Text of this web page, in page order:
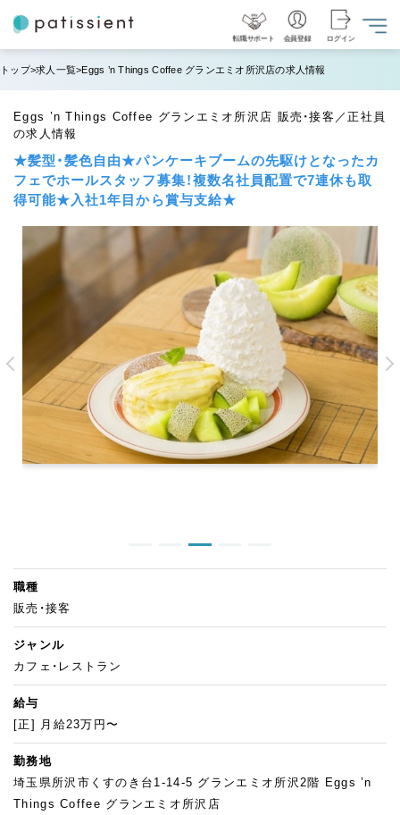
転職サポート 会員登録 ログイン
トップ 求人一覧 Eggs ’n Things Coffee グランエミオ所沢店の求人情報
Eggs ’n Things Coffee グランエミオ所沢店 販売・接客／正社員
の求人情報
★髪型・髪色自由★パンケーキブームの先駆けとなったカ
フェでホールスタッフ募集！複数名社員配置で7連休も取
得可能★入社1年目から賞与支給★
職種
販売・接客
ジャンル
カフェ・レストラン
給与
[正] 月給23万円〜
勤務地
埼玉県所沢市くすのき台1-14-5 グランエミオ所沢2階 Eggs ’n
Things Coffee グランエミオ所沢店